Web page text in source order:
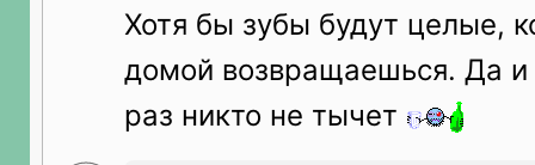
Хотя бы зубы будут целые,
домой возвращаешься. Да
раз никто не тычет